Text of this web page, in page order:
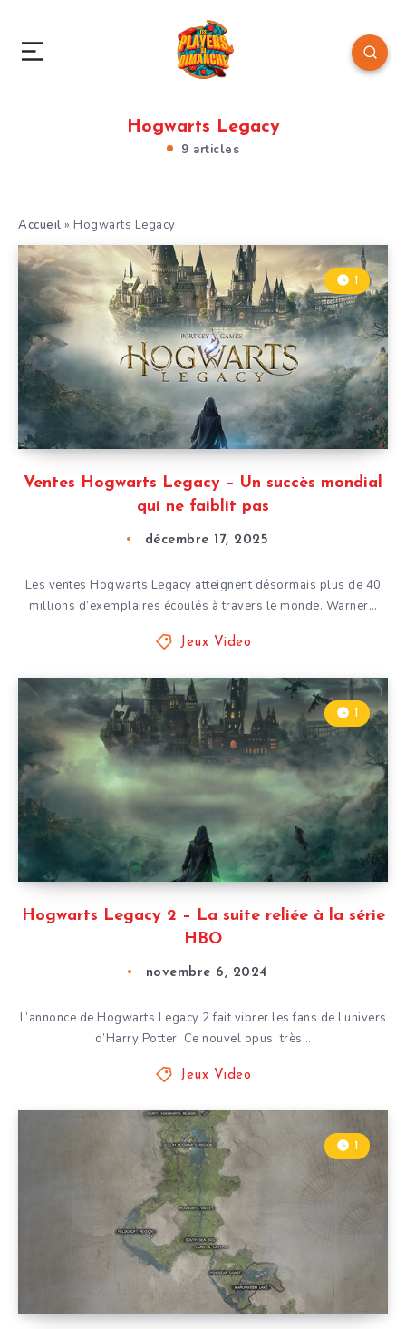
Hogwarts Legacy
9 articles
Accueil » Hogwarts Legacy
Ventes Hogwarts Legacy – Un succès mondial
qui ne faiblit pas
1
décembre 17, 2025
Les ventes Hogwarts Legacy atteignent désormais plus de 40
millions d’exemplaires écoulés à travers le monde. Warner…
Jeux Video
Hogwarts Legacy 2 – La suite reliée à la série
HBO
1
novembre 6, 2024
L’annonce de Hogwarts Legacy 2 fait vibrer les fans de l’univers
d’Harry Potter. Ce nouvel opus, très…
Jeux Video
1